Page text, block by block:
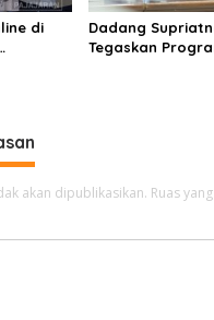
di
Dadang
Tegaskan
akan dipublikasikan. Ruas